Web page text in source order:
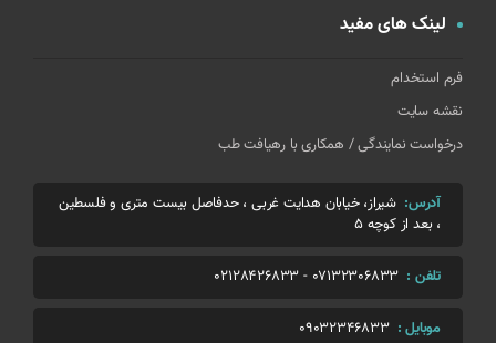
لینک های مفید
فرم استخدام
نقشه سایت
درخواست نمایندگی / همکاری با رهیافت طب
آدرس: شیراز، خیابان هدایت غربی ، حدفاصل بیست متری و فلسطین
، بعد از کوچه 5
تلفن : 07132306833
-
02128426833
موبایل : 09032346833